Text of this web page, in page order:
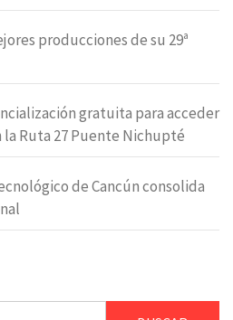
producciones de su 29ª
gratuita para acceder
la Ruta 27 Puente Nichupté
de Cancún consolida